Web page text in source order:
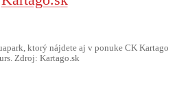
ktorý nájdete aj v ponuke CK Kartago
Zdroj: Kartago.sk